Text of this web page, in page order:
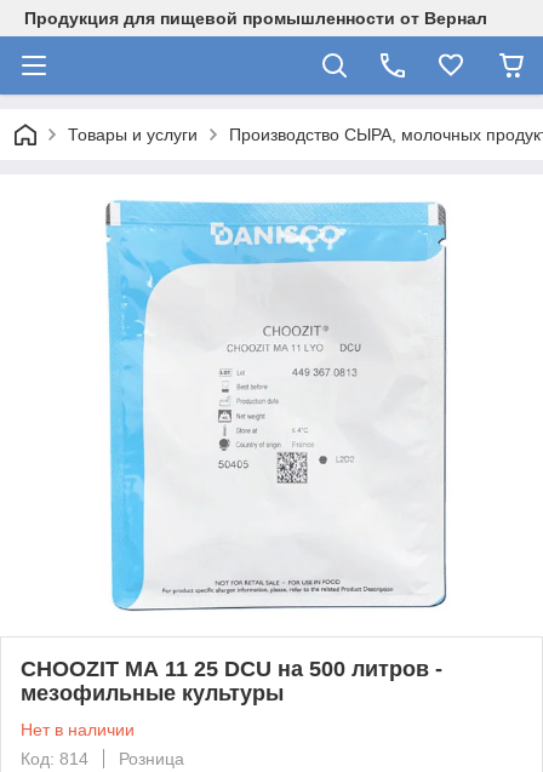
Продукция для пищевой промышленности от Вернал
Товары и услуги Производство СЫРА, молочных
CHOOZIT МА 11 25 DCU на 500 литров -
мезофильные культуры
Нет в наличии
Код: 814
Розница